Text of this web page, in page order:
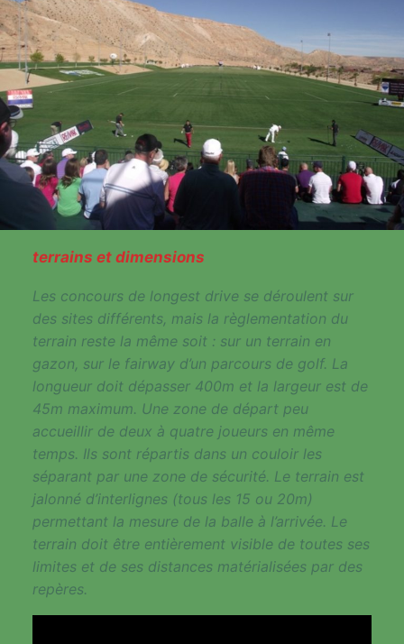
terrains et dimensions
Les concours de longest drive se déroulent sur
des sites différents, mais la règlementation du
terrain reste la même soit : sur un terrain en
gazon, sur le fairway d’un parcours de golf. La
longueur doit dépasser 400m et la largeur est de
45m maximum. Une zone de départ peu
accueillir de deux à quatre joueurs en même
temps. Ils sont répartis dans un couloir les
séparant par une zone de sécurité. Le terrain est
jalonné d’interlignes (tous les 15 ou 20m)
permettant la mesure de la balle à l’arrivée. Le
terrain doit être entièrement visible de toutes ses
limites et de ses distances matérialisées par des
repères.